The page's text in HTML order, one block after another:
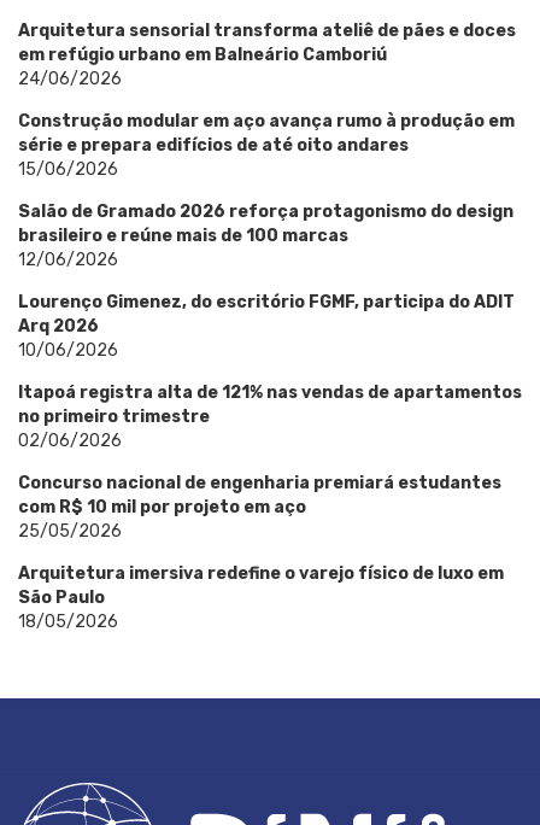
Arquitetura sensorial transforma ateliê de pães e doces
em refúgio urbano em Balneário Camboriú
24/06/2026
Construção modular em aço avança rumo à produção em
série e prepara edifícios de até oito andares
15/06/2026
Salão de Gramado 2026 reforça protagonismo do design
brasileiro e reúne mais de 100 marcas
12/06/2026
Lourenço Gimenez, do escritório FGMF, participa do ADIT
Arq 2026
10/06/2026
Itapoá registra alta de 121% nas vendas de apartamentos
no primeiro trimestre
02/06/2026
Concurso nacional de engenharia premiará estudantes
com R$ 10 mil por projeto em aço
25/05/2026
Arquitetura imersiva redefine o varejo físico de luxo em
São Paulo
18/05/2026